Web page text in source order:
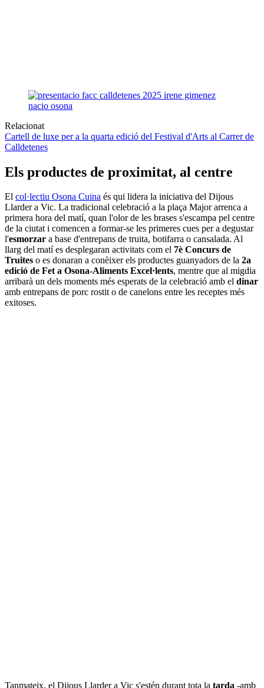
Relacionat
Cartell de luxe per a la quarta edició del Festival d'Arts al Carrer de
Calldetenes
Els productes de proximitat, al centre
El col·lectiu Osona Cuina és qui lidera la iniciativa del Dijous
Llarder a Vic. La tradicional celebració a la plaça Major arrenca a
primera hora del matí, quan l'olor de les brases s'escampa pel centre
de la ciutat i comencen a formar-se les primeres cues per a degustar
l'esmorzar a base d'entrepans de truita, botifarra o cansalada. Al
llarg del matí es desplegaran activitats com el 7è Concurs de
Truites o es donaran a conèixer els productes guanyadors de la 2a
edició de Fet a Osona-Aliments Excel·lents, mentre que al migdia
arribarà un dels moments més esperats de la celebració amb el dinar
amb entrepans de porc rostit o de canelons entre les receptes més
exitoses.
Tanmateix, el Dijous Llarder a Vic s'estén durant tota la tarda -amb